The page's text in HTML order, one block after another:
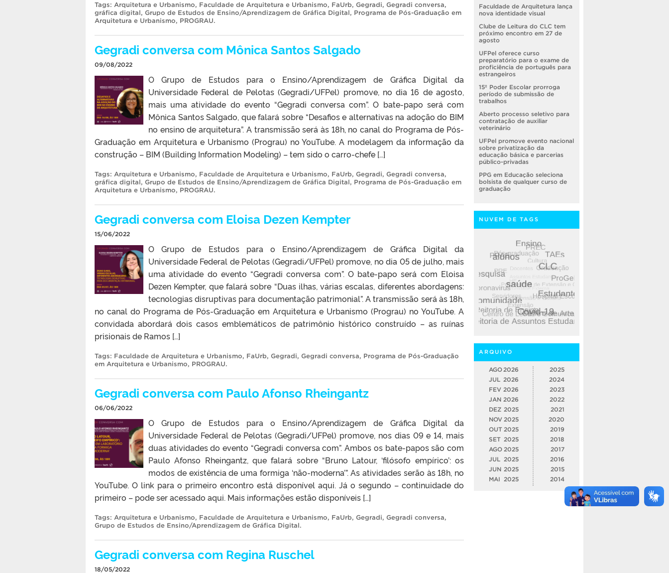
Tags: Arquitetura e Urbanismo, Faculdade de Arquitetura e Urbanismo, FaUrb, Gegradi, Gegradi conversa,
gráfica digital, Grupo de Estudos de Ensino/Aprendizagem de Gráfica Digital, Programa de Pós-Graduação em
Arquitetura e Urbanismo, PROGRAU.
Gegradi conversa com Mônica Santos Salgado
09/08/2022
O Grupo de Estudos para o Ensino/Aprendizagem de Gráfica Digital da
Universidade Federal de Pelotas (Gegradi/UFPel) promove, no dia 16 de agosto,
mais uma atividade do evento “Gegradi conversa com”. O bate-papo será com
Mônica Santos Salgado, que falará sobre “Desafios e alternativas na adoção do BIM
no ensino de arquitetura”. A transmissão será às 18h, no canal do Programa de Pós-
Graduação em Arquitetura e Urbanismo (Prograu) no YouTube. A modelagem da informação da
construção – BIM (Building Information Modeling) – tem sido o carro-chefe […]
Tags: Arquitetura e Urbanismo, Faculdade de Arquitetura e Urbanismo, FaUrb, Gegradi, Gegradi conversa,
gráfica digital, Grupo de Estudos de Ensino/Aprendizagem de Gráfica Digital, Programa de Pós-Graduação em
Arquitetura e Urbanismo, PROGRAU.
Gegradi conversa com Eloisa Dezen Kempter
15/06/2022
O Grupo de Estudos para o Ensino/Aprendizagem de Gráfica Digital da
Universidade Federal de Pelotas (Gegradi/UFPel) promove, no dia 05 de julho, mais
uma atividade do evento “Gegradi conversa com”. O bate-papo será com Eloisa
Dezen Kempter, que falará sobre “Duas ilhas, várias escalas, diferentes abordagens:
tecnologias disruptivas para documentação patrimonial”. A transmissão será às 18h,
no canal do Programa de Pós-Graduação em Arquitetura e Urbanismo (Prograu) no YouTube. A
convidada abordará dois casos emblemáticos de patrimônio histórico construído – as ruínas
prisionais de Ramos […]
Tags: Faculdade de Arquitetura e Urbanismo, FaUrb, Gegradi, Gegradi conversa, Programa de Pós-Graduação
em Arquitetura e Urbanismo, PROGRAU.
Gegradi conversa com Paulo Afonso Rheingantz
06/06/2022
O Grupo de Estudos para o Ensino/Aprendizagem de Gráfica Digital da
Universidade Federal de Pelotas (Gegradi/UFPel) promove, nos dias 09 e 14, mais
duas atividades do evento “Gegradi conversa com”. Ambos os bate-papos são com
Paulo Afonso Rheingantz, que falará sobre “Bruno Latour, ‘filósofo empírico’: os
modos de existência de uma formiga ‘não-moderna’”. As atividades serão às 18h, no
YouTube. O link para o primeiro encontro está disponível aqui. Já o segundo – continuidade do
primeiro – pode ser acessado aqui. Mais informações estão disponíveis […]
Tags: Arquitetura e Urbanismo, Faculdade de Arquitetura e Urbanismo, FaUrb, Gegradi, Gegradi conversa,
Grupo de Estudos de Ensino/Aprendizagem de Gráfica Digital.
Gegradi conversa com Regina Ruschel
18/05/2022
Faculdade de Arquitetura lança
nova identidade visual
Clube de Leitura do CLC tem
próximo encontro em 27 de
agosto
UFPel oferece curso
preparatório para o exame de
proficiência de português para
estrangeiros
15º Poder Escolar prorroga
período de submissão de
trabalhos
Aberto processo seletivo para
contratação de auxiliar
veterinário
UFPel promove evento nacional
sobre privatização da
educação básica e parcerias
público-privadas
PPG em Educação seleciona
bolsista de qualquer curso de
graduação
NUVEM DE TAGS
ARQUIVO
AGO 2026
JUL 2026
FEV 2026
JAN 2026
DEZ 2025
NOV 2025
OUT 2025
SET 2025
AGO 2025
JUL
2025
JUN 2025
MAI
2025
2025
2024
2023
2022
2021
2020
2019
2018
2017
2016
2015
2014